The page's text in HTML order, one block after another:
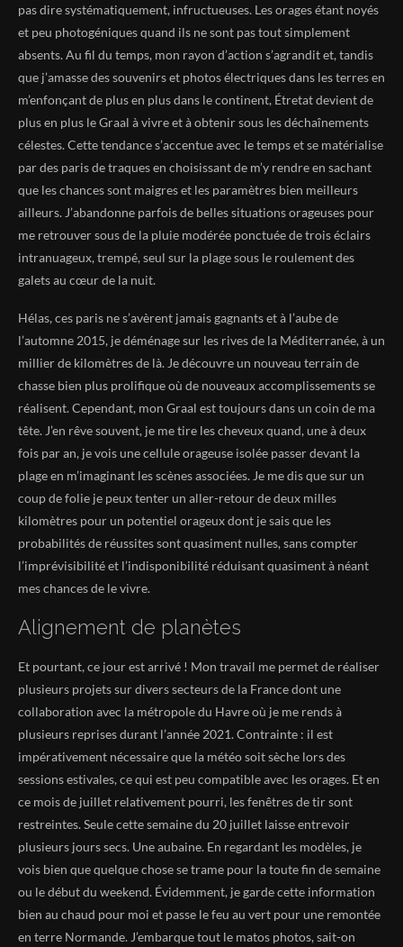
pas dire systématiquement, infructueuses. Les orages étant noyés
et peu photogéniques quand ils ne sont pas tout simplement
absents. Au fil du temps, mon rayon d’action s’agrandit et, tandis
que j’amasse des souvenirs et photos électriques dans les terres en
m’enfonçant de plus en plus dans le continent, Étretat devient de
plus en plus le Graal à vivre et à obtenir sous les déchaînements
célestes. Cette tendance s’accentue avec le temps et se matérialise
par des paris de traques en choisissant de m’y rendre en sachant
que les chances sont maigres et les paramètres bien meilleurs
ailleurs. J’abandonne parfois de belles situations orageuses pour
me retrouver sous de la pluie modérée ponctuée de trois éclairs
intranuageux, trempé, seul sur la plage sous le roulement des
galets au cœur de la nuit.
Hélas, ces paris ne s’avèrent jamais gagnants et à l’aube de
l’automne 2015, je déménage sur les rives de la Méditerranée, à un
millier de kilomètres de là. Je découvre un nouveau terrain de
chasse bien plus prolifique où de nouveaux accomplissements se
réalisent. Cependant, mon Graal est toujours dans un coin de ma
tête. J’en rêve souvent, je me tire les cheveux quand, une à deux
fois par an, je vois une cellule orageuse isolée passer devant la
plage en m’imaginant les scènes associées. Je me dis que sur un
coup de folie je peux tenter un aller-retour de deux milles
kilomètres pour un potentiel orageux dont je sais que les
probabilités de réussites sont quasiment nulles, sans compter
l’imprévisibilité et l’indisponibilité réduisant quasiment à néant
mes chances de le vivre.
Alignement de planètes
Et pourtant, ce jour est arrivé ! Mon travail me permet de réaliser
plusieurs projets sur divers secteurs de la France dont une
collaboration avec la métropole du Havre où je me rends à
plusieurs reprises durant l’année 2021. Contrainte : il est
impérativement nécessaire que la météo soit sèche lors des
sessions estivales, ce qui est peu compatible avec les orages. Et en
ce mois de juillet relativement pourri, les fenêtres de tir sont
restreintes. Seule cette semaine du 20 juillet laisse entrevoir
plusieurs jours secs. Une aubaine. En regardant les modèles, je
vois bien que quelque chose se trame pour la toute fin de semaine
ou le début du weekend. Évidemment, je garde cette information
bien au chaud pour moi et passe le feu au vert pour une remontée
en terre Normande. J’embarque tout le matos photos, sait-on